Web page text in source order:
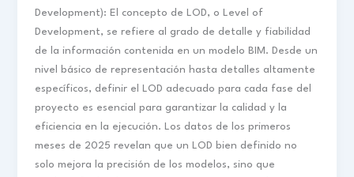
Development): El concepto de LOD, o Level of
Development, se refiere al grado de detalle y fiabilidad
de la información contenida en un modelo BIM. Desde un
nivel básico de representación hasta detalles altamente
específicos, definir el LOD adecuado para cada fase del
proyecto es esencial para garantizar la calidad y la
eficiencia en la ejecución. Los datos de los primeros
meses de 2025 revelan que un LOD bien definido no
solo mejora la precisión de los modelos, sino que